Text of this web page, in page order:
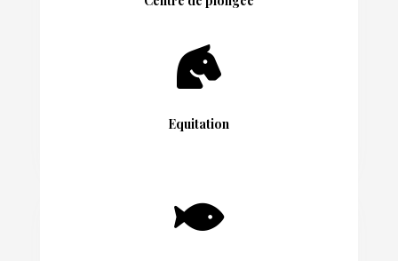

Equitation
